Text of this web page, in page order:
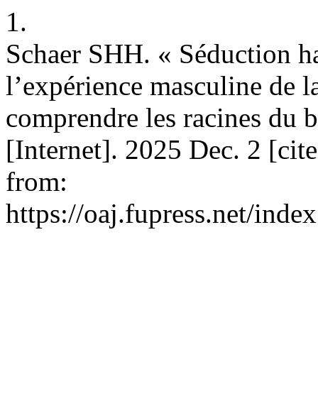
1.
Schaer SHH. « Séduction
l’expérience masculine de
comprendre les racines du
[Internet]. 2025 Dec. 2
from:
https://oaj.fupress.net/